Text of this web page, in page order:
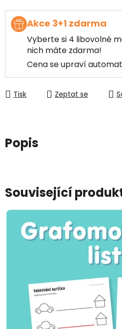
Akce 3+1 zdarma
Vyberte si 4 libovolné
nich máte zdarma!
Cena se upraví
Tisk Zeptat se
Popis
Související